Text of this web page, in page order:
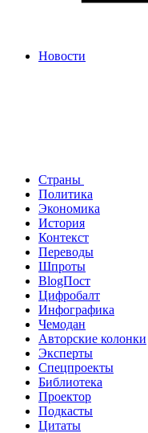
Новости
Страны
Политика
Экономика
История
Контекст
Переводы
Шпроты
BlogПост
Цифробалт
Инфографика
Чемодан
Авторские колонки
Эксперты
Спецпроекты
Библиотека
Проектор
Подкасты
Цитаты